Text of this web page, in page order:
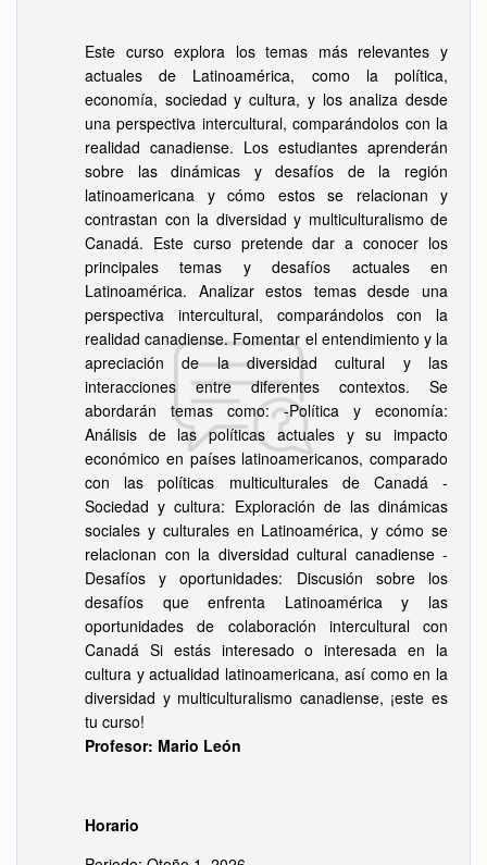
Este curso explora los temas más relevantes y
actuales de Latinoamérica, como la política,
economía, sociedad y cultura, y los analiza desde
una perspectiva intercultural, comparándolos con la
realidad canadiense. Los estudiantes aprenderán
sobre las dinámicas y desafíos de la región
latinoamericana y cómo estos se relacionan y
contrastan con la diversidad y multiculturalismo de
Canadá. Este curso pretende dar a conocer los
principales temas y desafíos actuales en
Latinoamérica. Analizar estos temas desde una
perspectiva intercultural, comparándolos con la
realidad canadiense. Fomentar el entendimiento y la
apreciación de la diversidad cultural y las
interacciones entre diferentes contextos. Se
abordarán temas como: -Política y economía:
Análisis de las políticas actuales y su impacto
económico en países latinoamericanos, comparado
con las políticas multiculturales de Canadá -
Sociedad y cultura: Exploración de las dinámicas
sociales y culturales en Latinoamérica, y cómo se
relacionan con la diversidad cultural canadiense -
Desafíos y oportunidades: Discusión sobre los
desafíos que enfrenta Latinoamérica y las
oportunidades de colaboración intercultural con
Canadá Si estás interesado o interesada en la
cultura y actualidad latinoamericana, así como en la
diversidad y multiculturalismo canadiense, ¡este es
tu curso!
Profesor: Mario León
Horario